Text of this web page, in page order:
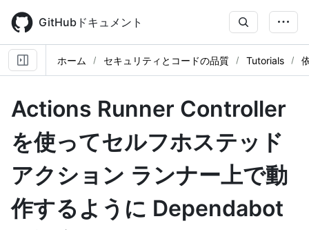
main
content
GitHubドキュメント
ホーム セキュリティとコードの品質 Tutorials
Actions Runner Controller
を使ってセルフホステッド
アクション ランナー上で動
作するように Dependabot